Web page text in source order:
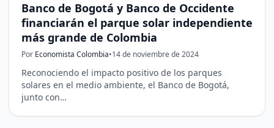
Banco de Bogotá y Banco de Occidente
financiarán el parque solar independiente
más grande de Colombia
Por Economista Colombia•14 de noviembre de 2024
Reconociendo el impacto positivo de los parques
solares en el medio ambiente, el Banco de Bogotá,
junto con…